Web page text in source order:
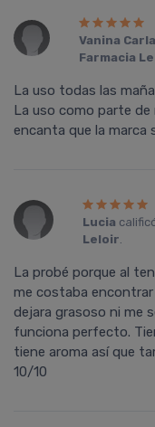
Vanina Carla
Farmacia
La uso todas las
La uso como parte de
encanta que la marca
Lucia
Leloir.
La probé porque al
me costaba
dejara grasoso ni me
funciona perfecto.
tiene aroma así que
10/10